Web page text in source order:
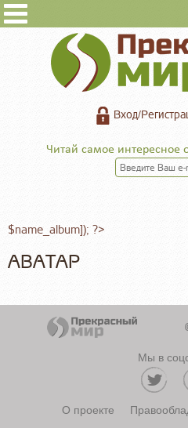
Вход/
Читай самое
$name_album]); ?>
АВАТАР
Мы в
О проекте